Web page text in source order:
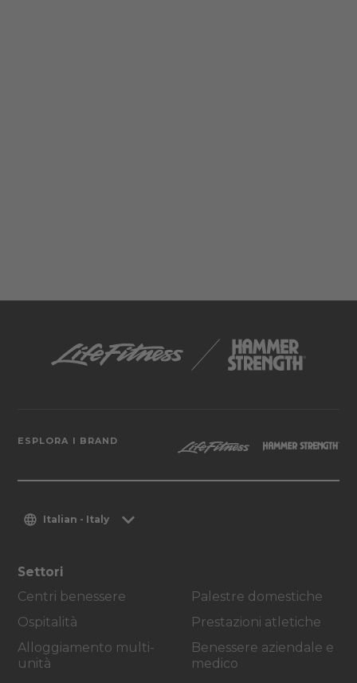
ESPLORA I BRAND
Italian - Italy
Settori
Centri benessere
Ospitalità
Alloggiamento multi-
unità
Palestre domestiche
Prestazioni atletiche
Benessere aziendale e
medico